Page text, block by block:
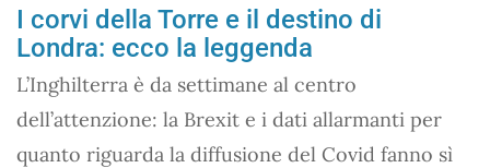
I corvi della Torre e il destino di
Londra: ecco la leggenda
L’Inghilterra è da settimane al centro
dell’attenzione: la Brexit e i dati allarmanti per
quanto riguarda la diffusione del Covid fanno sì